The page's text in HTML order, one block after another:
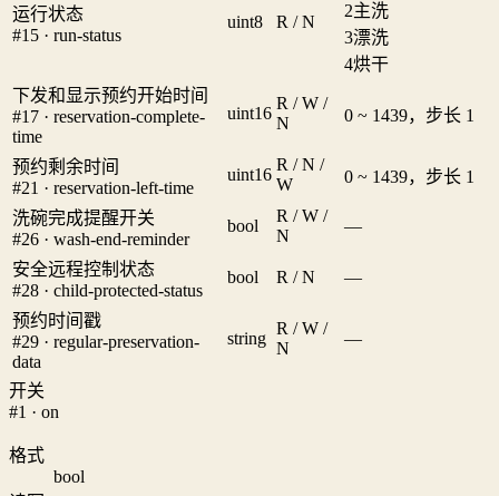
运行状态
#15 · run-status
uint8 R / N
2主洗
3漂洗
4烘干
下发和显示预约开始时间
#17 · reservation-complete-
time
uint16
R / W /
N
0 ~ 1439，步长 1
预约剩余时间
#21 · reservation-left-time
uint16
R / N /
W
0 ~ 1439，步长 1
洗碗完成提醒开关
#26 · wash-end-reminder
bool
R / W /
N
—
安全远程控制状态
#28 · child-protected-status
bool R / N —
预约时间戳
#29 · regular-preservation-
data
string
R / W /
N
—
开关
#1 · on
格式
bool